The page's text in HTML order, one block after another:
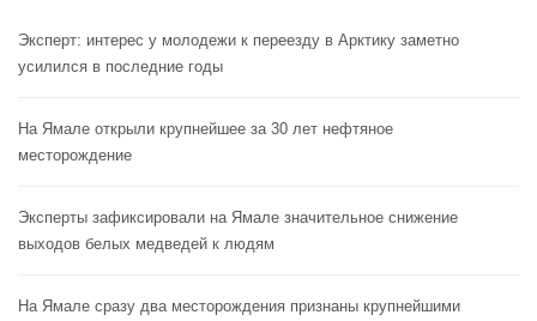
Эксперт: интерес у молодежи к переезду в Арктику заметно
усилился в последние годы
На Ямале открыли крупнейшее за 30 лет нефтяное
месторождение
Эксперты зафиксировали на Ямале значительное снижение
выходов белых медведей к людям
На Ямале сразу два месторождения признаны крупнейшими